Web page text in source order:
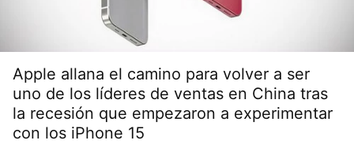
Apple allana el camino para volver a ser
uno de los líderes de ventas en China tras
la recesión que empezaron a experimentar
con los iPhone 15